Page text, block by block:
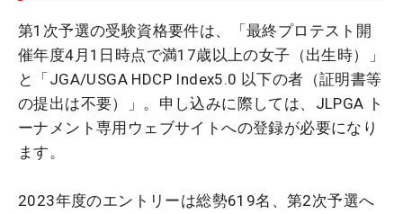
第1次予選の受験資格要件は、「最終プロテスト開
催年度4月1日時点で満17歳以上の女子（出生時）」
と「JGA/USGA HDCP Index5.0 以下の者（証明書等
の提出は不要）」。申し込みに際しては、JLPGA ト
ーナメント専用ウェブサイトへの登録が必要になり
ます。
2023年度のエントリーは総勢619名、第2次予選へ